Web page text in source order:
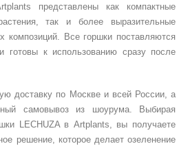
представлены как компактные
так и более выразительные
композиций. Все горшки поставляются
готовы к использованию сразу после
доставку по Москве и всей России, а
самовывоз из шоурума. Выбирая
LECHUZA в Artplants, вы получаете
решение, которое делает озеленение